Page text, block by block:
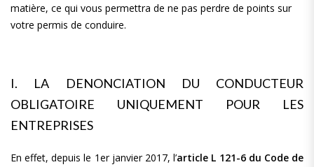
matière, ce qui vous permettra de ne pas perdre de points sur
votre permis de conduire.
I. LA DENONCIATION DU CONDUCTEUR
OBLIGATOIRE UNIQUEMENT POUR LES
ENTREPRISES
En effet, depuis le 1er janvier 2017, l’article L 121-6 du Code de